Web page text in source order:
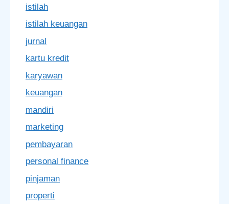
istilah
istilah keuangan
jurnal
kartu kredit
karyawan
keuangan
mandiri
marketing
pembayaran
personal finance
pinjaman
properti